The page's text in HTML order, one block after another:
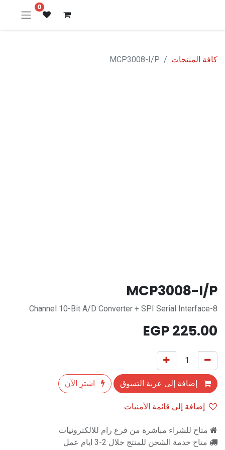
0
كافة المنتجات MCP3008-I/P
MCP3008-I/P
8-Channel 10-Bit A/D Converter + SPI Serial Interface
225.00
إضافة إلى عربة التسوق
اشترِ الآن
إضافة إلى قائمة الأمنيات
متاح للشراء مباشرة من فرع رام للالكترونيات
متاح خدمة الشحن للمنتج خلال 2-3 ايام عمل